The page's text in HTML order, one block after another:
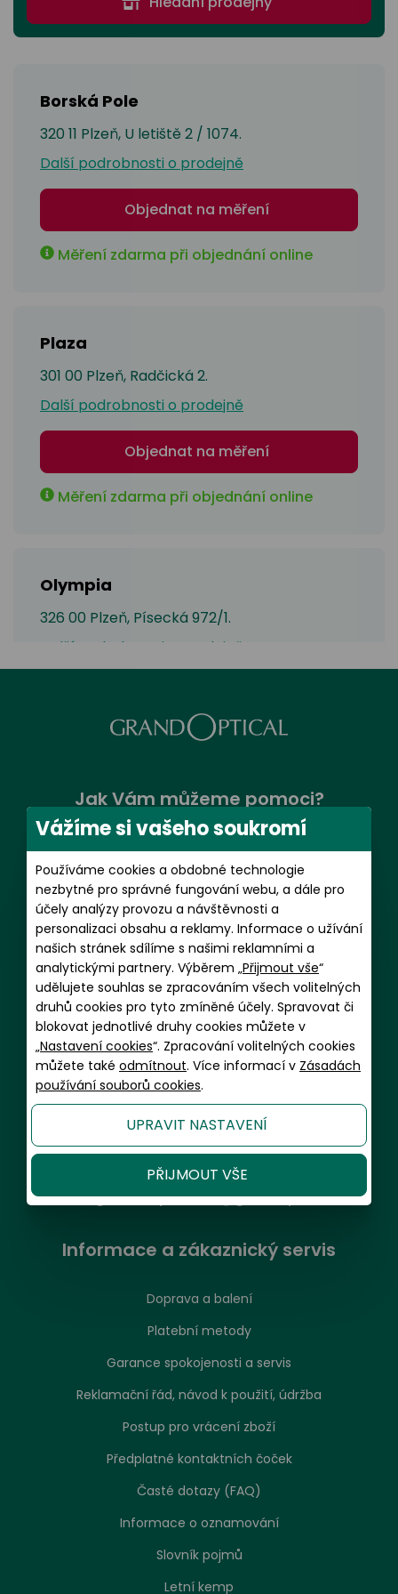
Přihlásit
značek
Borská Pole
320 11 Plzeň, U letiště 2 / 1074.
Další podrobnosti o prodejně
Objednat na měření
Měření zdarma při objednání online
Plaza
301 00 Plzeň, Radčická 2.
Další podrobnosti o prodejně
Objednat na měření
Měření zdarma při objednání online
Olympia
326 00 Plzeň, Písecká 972/1.
Další podrobnosti o prodejně
Měření zdarma při objednání online
Příbram
aktuálně zavřeno
260 01 Příbram, Pražská 126.
Další podrobnosti o prodejně
Objednat na měření
Měření zdarma při objednání online
Varyáda
360 06 Karlovy Vary, Kpt. Jaroše 375/31.
Další podrobnosti o prodejně
Oc Chomutovka
430 01 Chomutov, Dr.Farského 4732.
Objednat na měření
Jak Vám můžeme pomoci?
Bezplatná zákaznická linka:
pondělí - pátek
9:00 - 16:00
+420 800 119 900
info@grandoptical.cz
Prodejny
Předplatné kontaktních čoček
pondělí - pátek
9:00 - 16:00
+420 602 481 059
magdalena.putnova@grandoptical.cz
Informace a zákaznický servis
Doprava a balení
Platební metody
Garance spokojenosti a servis
Reklamační řád, návod k použití, údržba
Postup pro vrácení zboží
Předplatné kontaktních čoček
Časté dotazy (FAQ)
Informace o oznamování
Slovník pojmů
Letní kemp
Vážíme si vašeho soukromí
Používáme cookies a obdobné technologie
nezbytné pro správné fungování webu, a dále pro
účely analýzy provozu a návštěvnosti a
personalizaci obsahu a reklamy. Informace o užívání
našich stránek sdílíme s našimi reklamními a
analytickými partnery. Výběrem „Přijmout vše“
udělujete souhlas se zpracováním všech volitelných
druhů cookies pro tyto zmíněné účely. Spravovat či
blokovat jednotlivé druhy cookies můžete v
„Nastavení cookies“. Zpracování volitelných cookies
můžete také odmítnout. Více informací v Zásadách
používání souborů cookies.
UPRAVIT NASTAVENÍ
PŘIJMOUT VŠE